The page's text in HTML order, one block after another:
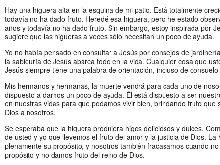
Hay una higuera alta en la esquina de mi patio. Está totalmente
todavía no ha dado fruto. Heredé esa higuera, pero he estado
años y todavía no ha dado fruto. Sin embargo, estoy inspirada por
sugiere que las higueras a veces sólo necesitan un poco de ayuda.
Yo no había pensado en consultar a Jesús por consejos de
la sabiduría de Jesús abarca todo en la vida. Cualquier cosa que
Jesús siempre tiene una palabra de orientación, incluso de
Mis hermanos y hermanas, la muerte vendrá para cada uno de
dispuesto a darnos un poco de ayuda. Él está dispuesto a ser
en nuestras vidas para que podamos vivir bien, brindando fruto que
Dios a nosotros.
Se esperaba que la higuera produjera higos deliciosos y dulces.
de usted y yo que llevemos el fruto del amor y la justicia de Dios. La
plenamente su propósito, y nosotros también fracasamos cuando
propósito y no damos fruto del reino de Dios.